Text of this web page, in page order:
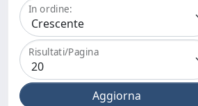
In ordine:
Risultati/Pagina